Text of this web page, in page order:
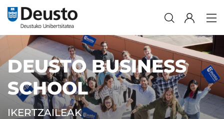
DEUSTO BUSINESS
SCHOOL
IKERTZAILEAK